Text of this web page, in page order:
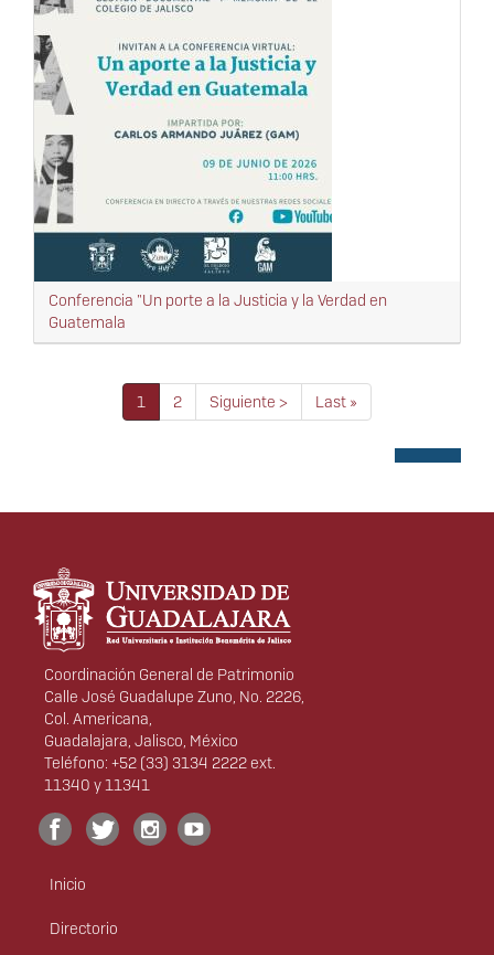
Conferencia "Un porte a la Justicia y la Verdad en
Guatemala
Paginación
Página
actual
1 Página
2
Siguiente
página
Siguiente >
Última
página
Last »
Información del portal
Coordinación General de Patrimonio
Calle José Guadalupe Zuno, No. 2226,
Col. Americana,
Guadalajara, Jalisco, México
Teléfono: +52 (33) 3134 2222 ext.
11340 y 11341
Menú
principal
Inicio
Directorio